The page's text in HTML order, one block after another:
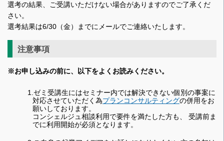
選考の結果、ご受講いただけない場合がありますのでご了承くだ
さい。
選考結果は6/30（金）までにメールでご連絡いたします。
注意事項
※お申し込みの前に、以下をよくお読みください。
1.ゼミ受講生にはセミナー内では解決できない個別の事案に
対応させていただく為プランコンサルティングの併用をお
願いしております。
コンシェルジュ相談利用で要件を満たした方も、 受講前ま
でに利用開始が必須となります。